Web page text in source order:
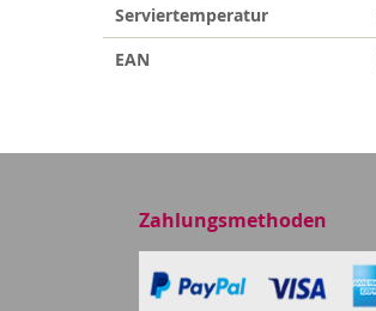
Serviertemperatur
EAN
Zahlungsmethoden